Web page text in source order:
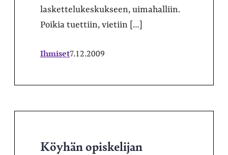
laskettelukeskukseen, uimahalliin.
Poikia tuettiin, vietiin […]
Ihmiset7.12.2009
Köyhän opiskelijan